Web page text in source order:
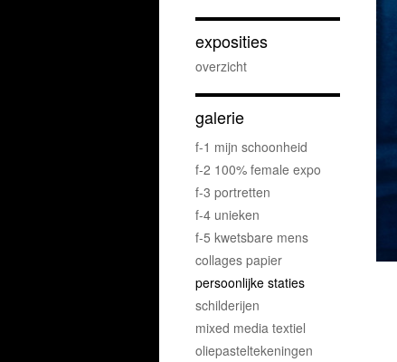
exposities
overzicht
galerie
f-1 mijn schoonheid
f-2 100% female expo
f-3 portretten
f-4 unieken
f-5 kwetsbare mens
collages papier
persoonlijke staties
schilderijen
mixed media textiel
oliepasteltekeningen